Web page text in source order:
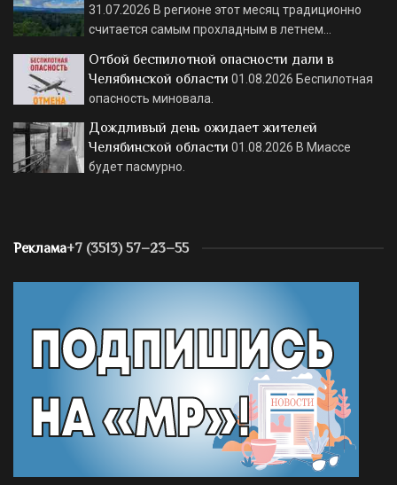
31.07.2026 В регионе этот месяц традиционно
считается самым прохладным в летнем…
Отбой беспилотной опасности дали в
Челябинской области 01.08.2026 Беспилотная
опасность миновала.
Дождливый день ожидает жителей
Челябинской области 01.08.2026 В Миассе
будет пасмурно.
Реклама+7 (3513) 57–23–55